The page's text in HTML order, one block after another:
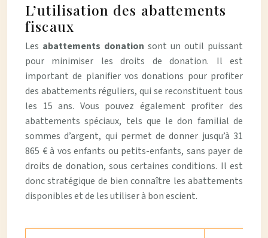
L’utilisation des abattements
fiscaux
Les abattements donation sont un outil puissant
pour minimiser les droits de donation. Il est
important de planifier vos donations pour profiter
des abattements réguliers, qui se reconstituent tous
les 15 ans. Vous pouvez également profiter des
abattements spéciaux, tels que le don familial de
sommes d’argent, qui permet de donner jusqu’à 31
865 € à vos enfants ou petits-enfants, sans payer de
droits de donation, sous certaines conditions. Il est
donc stratégique de bien connaître les abattements
disponibles et de les utiliser à bon escient.